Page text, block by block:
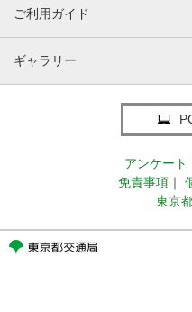
ご利用ガイド
ギャラリー
アンケート
免責事項 ｜
東京